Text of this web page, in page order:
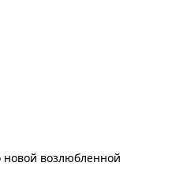
возлюбленной